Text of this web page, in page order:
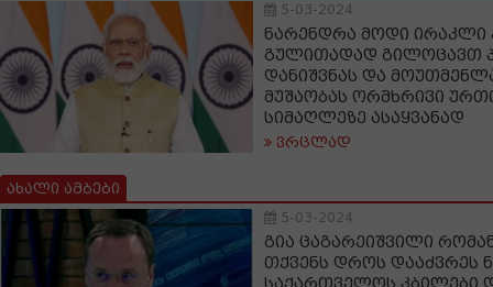
5-03-2024
ნარენდრა მოდი ირაკლი
გულითადად გილოცავთ
დანიშვნას და
მუშაობას ორმხრივი
სიმაღლეზე ასაყვანად
ვრცლად
ახალი ამბები
5-03-2024
გია ცაგარეიშვილი
თქვენს დროს დააძვრეს